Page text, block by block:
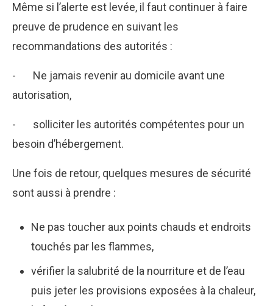
Même si l’alerte est levée, il faut continuer à faire
preuve de prudence en suivant les
recommandations des autorités :
- Ne jamais revenir au domicile avant une
autorisation,
- solliciter les autorités compétentes pour un
besoin d’hébergement.
Une fois de retour, quelques mesures de sécurité
sont aussi à prendre :
Ne pas toucher aux points chauds et endroits
touchés par les flammes,
vérifier la salubrité de la nourriture et de l’eau
puis jeter les provisions exposées à la chaleur,